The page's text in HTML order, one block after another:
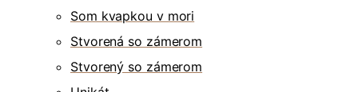
Som kvapkou v mori
Stvorená so zámerom
Stvorený so zámerom